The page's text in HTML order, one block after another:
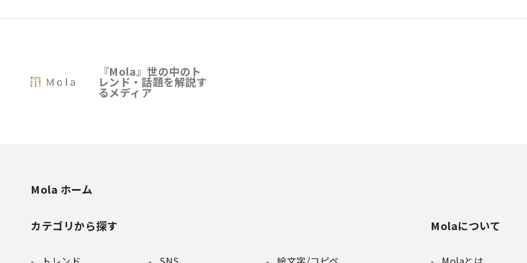
『Mola』世の中のト
レンド・話題を解説す
るメディア
Mola ホーム
カテゴリから探す Molaについて